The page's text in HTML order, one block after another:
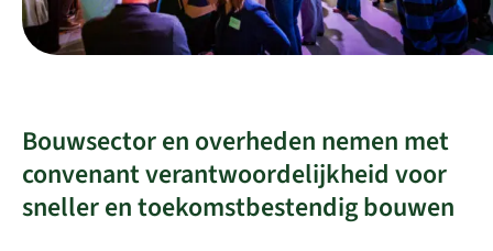
Bouwsector en overheden nemen met
convenant verantwoordelijkheid voor
sneller en toekomstbestendig bouwen